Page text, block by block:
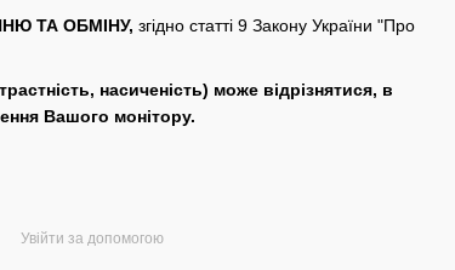
ТА ОБМІНУ, згідно статті 9 Закону України "Про
насиченість) може відрізнятися, в
Вашого монітору.
Увійти за допомогою